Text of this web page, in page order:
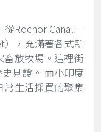
Rochor Canal一
），充滿著各式新
畜放牧場。這裡街
見證。 而小印度
生活採買的聚集